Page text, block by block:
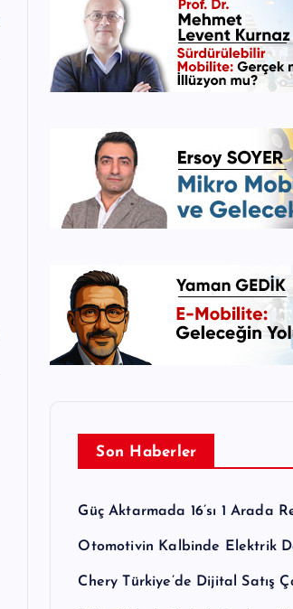
Son Haberler
Güç Aktarmada 16’sı 1 Arada
Otomotivin Kalbinde Elektrik
Chery Türkiye’de Dijital Satış